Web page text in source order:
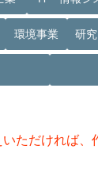
環境事業 研
ただければ、